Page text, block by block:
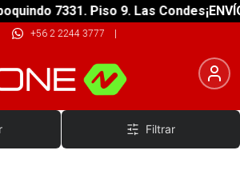
7331. Piso 9. Las Condes
+56 2 2244 3777 |
Filtrar